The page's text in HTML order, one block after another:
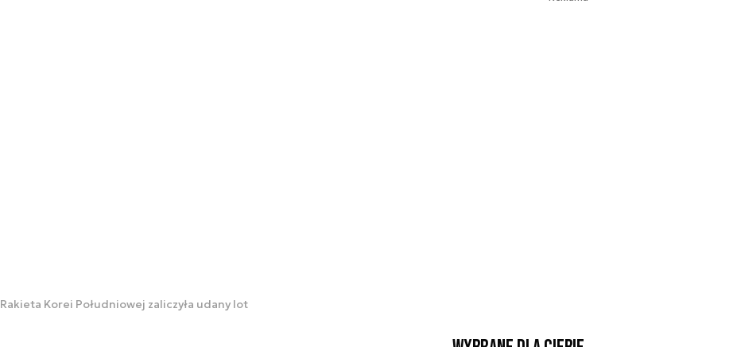
Rakieta Korei Południowej zaliczyła udany lot